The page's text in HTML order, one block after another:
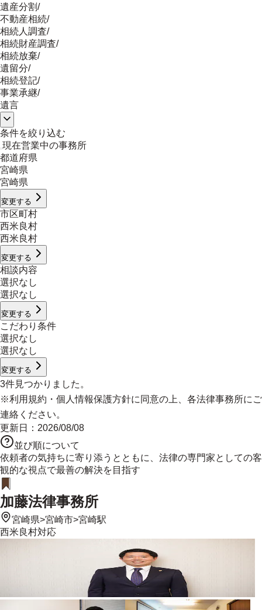
遺産分割/
不動産相続/
相続人調査/
相続財産調査/
相続放棄/
遺留分/
相続登記/
事業承継/
遺言
条件を絞り込む
現在営業中の事務所
都道府県
宮崎県
宮崎県
変更する
市区町村
西米良村
西米良村
変更する
相談内容
選択なし
選択なし
変更する
こだわり条件
選択なし
選択なし
変更する
3件見つかりました。
※利用規約 ・ 個人情報保護方針に同意の上、各法律事務所にご
連絡ください。
更新日： 2026/08/08
並び順について
依頼者の気持ちに寄り添うとともに、法律の専門家としての客
観的な視点で最善の解決を目指す
加藤法律事務所
宮崎県>宮崎市>宮崎駅
西米良村対応